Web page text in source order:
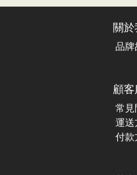
關於
品牌
顧
常見
運送
付款